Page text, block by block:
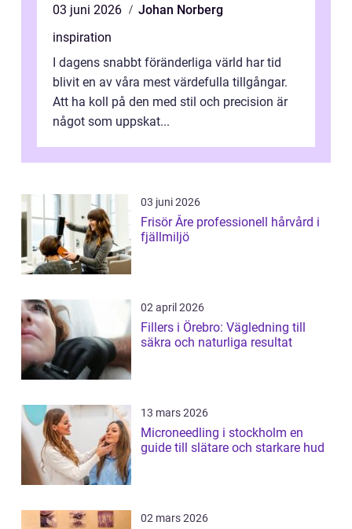
03 juni 2026
Johan Norberg
inspiration
I dagens snabbt föränderliga värld har tid
blivit en av våra mest värdefulla tillgångar.
Att ha koll på den med stil och precision är
något som uppskat...
03 juni 2026
Frisör Åre professionell hårvård i
fjällmiljö
02 april 2026
Fillers i Örebro: Vägledning till
säkra och naturliga resultat
13 mars 2026
Microneedling i stockholm en
guide till slätare och starkare hud
02 mars 2026